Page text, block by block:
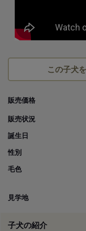
この子犬
販売価格
販売状況
誕生日
性別
毛色
見学地
子犬の紹介